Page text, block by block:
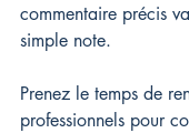
commentaire précis
simple note.
Prenez le temps de
professionnels pour